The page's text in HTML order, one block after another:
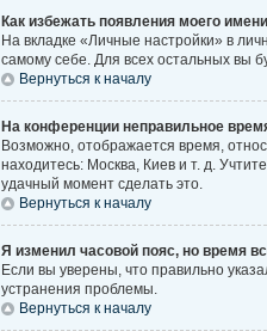
Как избежать появления моего
На вкладке «Личные настройки» в
самому себе. Для всех остальных вы
Вернуться к началу
На конференции неправильное
Возможно, отображается время,
находитесь: Москва, Киев и т. д.
удачный момент сделать это.
Вернуться к началу
Я изменил часовой пояс, но время
Если вы уверены, что правильно
устранения проблемы.
Вернуться к началу